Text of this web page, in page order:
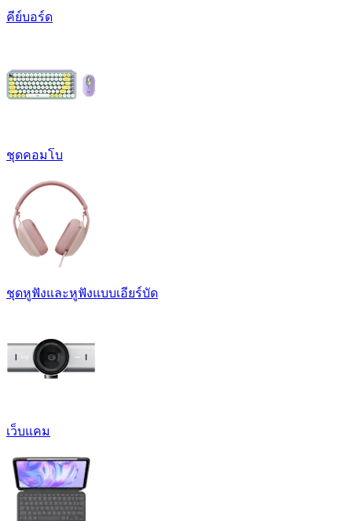
คีย์บอร์ด
ชุดคอมโบ
ชุดหูฟังและหูฟังแบบเอียร์บัด
เว็บแคม